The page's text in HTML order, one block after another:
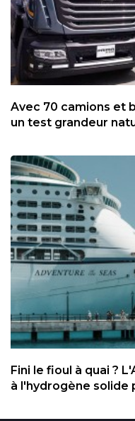
Avec 70 camions et
un test grandeur
Fini le fioul à quai ?
à l'hydrogène solide